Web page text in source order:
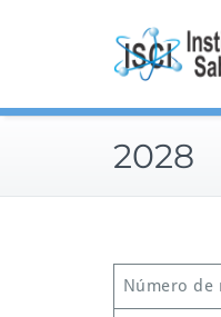
2028
Número de